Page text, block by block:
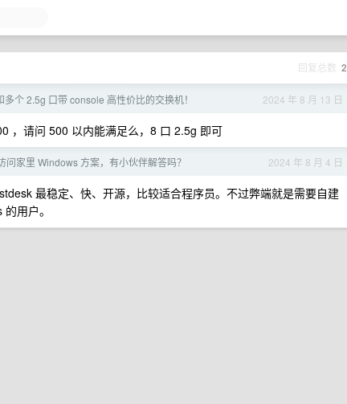
回复总数 2
2024 年 8 月 13 日
个 2.5g 口带 console 高性价比的交换机！
，请问 500 以内能满足么，8 口 2.5g 即可
2024 年 8 月 4 日
问家里 Windows 方案，有小伙伴解答吗？
最稳定、快、开源，比较适合程序员。不过弊端就是需要自建
用户。